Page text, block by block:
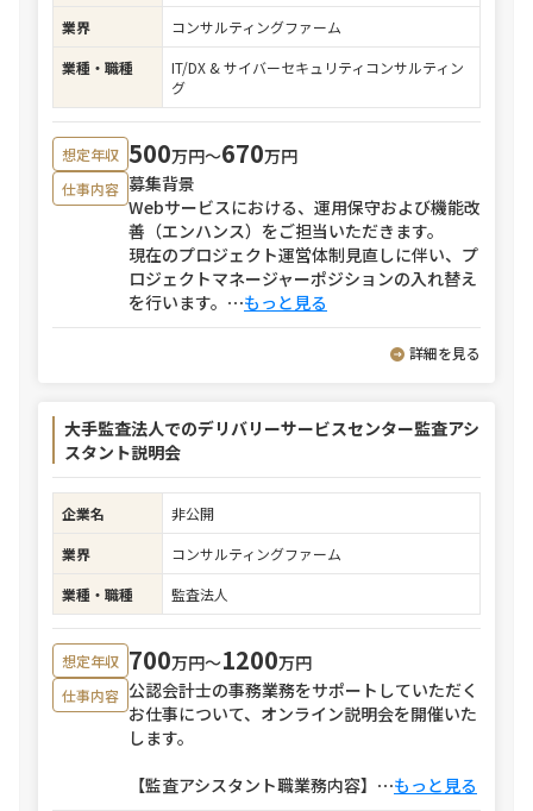
業界
コンサルティングファーム
業種・職種
IT/DX & サイバーセキュリティコンサルティン
グ
想定年収 500万円〜670万円
仕事内容 募集背景
Webサービスにおける、運用保守および機能改
善（エンハンス）をご担当いただきます。
現在のプロジェクト運営体制見直しに伴い、プ
ロジェクトマネージャーポジションの入れ替え
を行います。 ⋯もっと見る
詳細を見る
大手監査法人でのデリバリーサービスセンター監査アシ
スタント説明会
企業名
非公開
業界
コンサルティングファーム
業種・職種
監査法人
想定年収 700万円〜1200万円
仕事内容 公認会計士の事務業務をサポートしていただく
お仕事について、オンライン説明会を開催いた
します。
【監査アシスタント職業務内容】 ⋯もっと見る